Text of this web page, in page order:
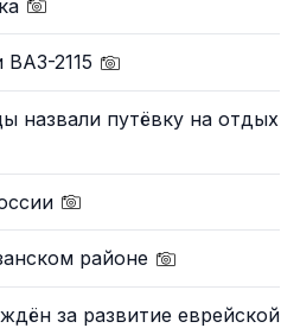
2115
назвали путёвку на отдых
районе
за развитие еврейской